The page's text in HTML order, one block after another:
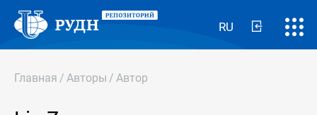
RU
Главная / Авторы / Автор